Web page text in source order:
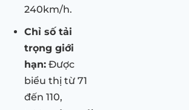
240km/h.
Chỉ số tải
trọng giới
hạn: Được
biểu thị từ 71
đến 110,